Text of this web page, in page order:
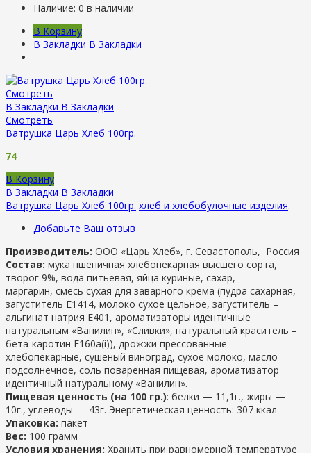
Наличие: 0 в наличии
В Корзину
В Закладки В Закладки
Смотреть
В Закладки В Закладки
Смотреть
Ватрушка Царь Хлеб 100гр.
74
В Корзину
В Закладки В Закладки
Ватрушка Царь Хлеб 100гр. хлеб и хлебобулочные изделия.
Добавьте Ваш отзыв
Производитель: ООО «Царь Хлеб», г. Севастополь, Россия
Состав: мука пшеничная хлебопекарная высшего сорта,
творог 9%, вода питьевая, яйца куриные, сахар,
маргарин, смесь сухая для заварного крема (пудра сахарная,
загуститель Е1414, молоко сухое цельное, загуститель –
альгинат натрия Е401, ароматизаторы идентичные
натуральным «Ванилин», «Сливки», натуральный краситель –
бета-каротин Е160а(і)), дрожжи прессованные
хлебопекарные, сушеный виноград, сухое молоко, масло
подсолнечное, соль поваренная пищевая, ароматизатор
идентичный натуральному «Ванилин».
Пищевая ценность (на 100 гр.): белки — 11,1г., жиры —
10г., углеводы — 43г. Энергетическая ценность: 307 ккал
Упаковка: пакет
Вес: 100 грамм
Условия хранения: Хранить при равномерной температуре